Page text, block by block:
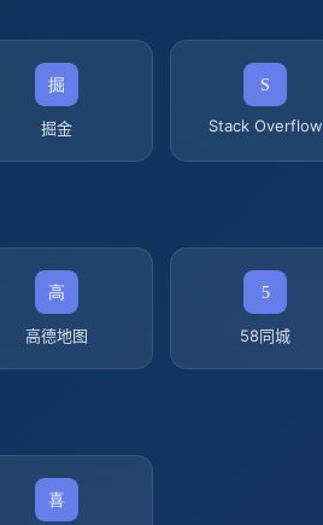
掘金 Stack Overflow
高德地图 58同城